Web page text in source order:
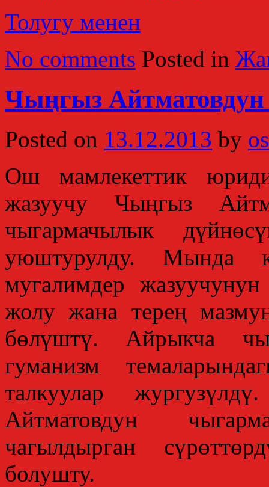
Толугу менен
No comments Posted in
Чыңгыз
Posted on 13.12.2013 by
Ош мамлекеттик
жазуучу Чыңгыз
чыгармачылык
уюштурулду. Мында
мугалимдер
жолу жана терең
бөлүштү. Айрыкча
гуманизм
талкуулар
Айтматовдун
чагылдырган
болушту.